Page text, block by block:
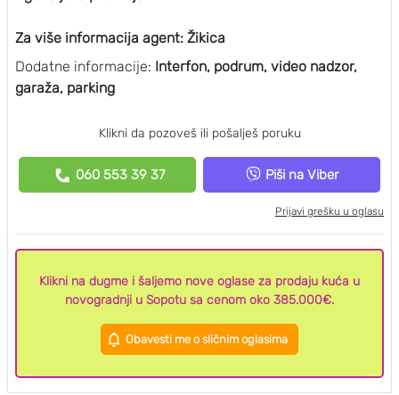
Za više informacija agent: Žikica
Dodatne informacije: Interfon, podrum, video nadzor,
garaža, parking
Klikni da pozoveš ili pošalješ poruku
060 553 39 37 Piši na Viber
Prijavi grešku u oglasu
Klikni na dugme i šaljemo nove oglase za prodaju kuća u
novogradnji u Sopotu sa cenom oko 385.000€.
Obavesti me o sličnim oglasima